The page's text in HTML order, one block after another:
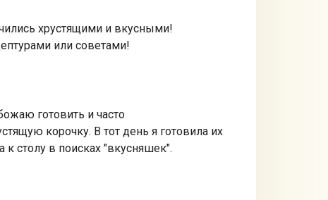
хрустящими и вкусными!
или советами!
готовить и часто
корочку. В тот день я готовила их
столу в поисках "вкусняшек".